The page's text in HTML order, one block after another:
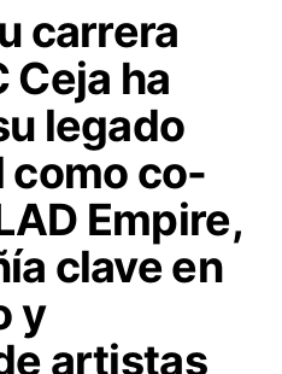
carrera
Ceja ha
legado
como co-
Empire,
clave en
y
artistas